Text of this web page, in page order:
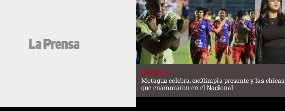
DEPORTES
Motagua celebra, exOlimpia presente y las chicas
que enamoraron en el Nacional